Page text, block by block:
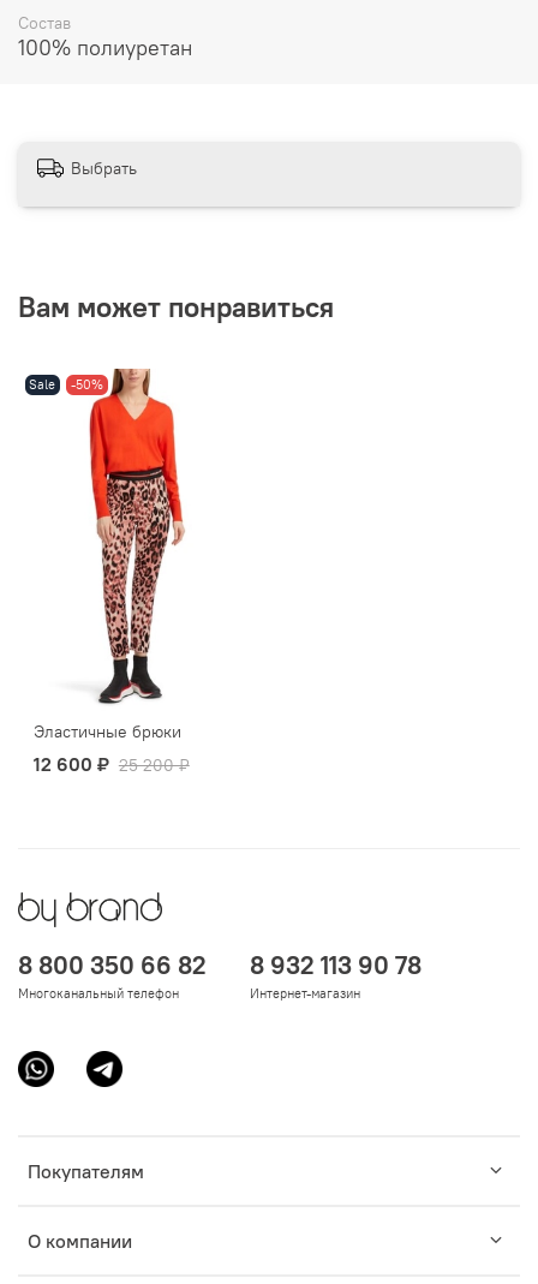
Состав
100% полиуретан
Выбрать
Вам может понравиться
Sale -50%
Эластичные брюки
12 600 ₽ 25 200 ₽
Покупателям
О компании
8 800 350 66 82
Многоканальный телефон
8 932 113 90 78
Интернет-магазин